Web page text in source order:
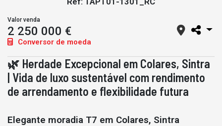
Valor venda
2 250 000 €
Conversor de moeda
🌿 Herdade Excepcional em Colares, Sintra
| Vida de luxo sustentável com rendimento
de arrendamento e flexibilidade futura
Elegante moradia T7 em Colares, Sintra